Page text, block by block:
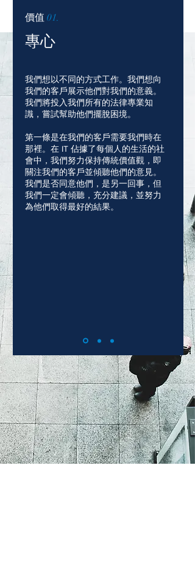
價值 01.
專心
我們想以不同的方式工作。我們想向
我們的客戶展示他們對我們的意義。
我們將投入我們所有的法律專業知
識，嘗試幫助他們擺脫困境。
第一條是在我們的客戶需要我們時在
那裡。在 IT 佔據了每個人的生活的社
會中，我們努力保持傳統價值觀，即
關注我們的客戶並傾聽他們的意見。
我們是否同意他們，是另一回事，但
我們一定會傾聽，充分建議，並努力
為他們取得最好的結果。